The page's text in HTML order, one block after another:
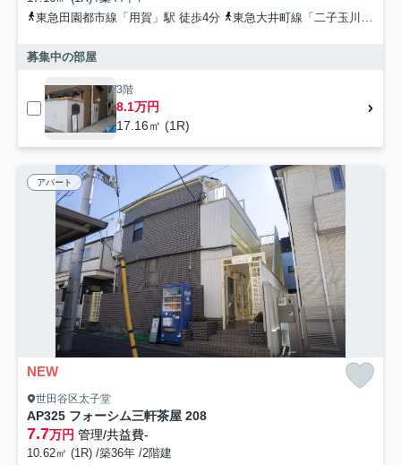
東急田園都市線「用賀」駅 徒歩4分
東急大井町線「二子玉川」駅 徒歩15分
募集中の部屋
3階
8.1万円
17.16㎡ (1R)
アパート
NEW
世田谷区太子堂
AP325 フォーシム三軒茶屋 208
7.7万円 管理/共益費-
10.62㎡ (1R) /築36年 /2階建